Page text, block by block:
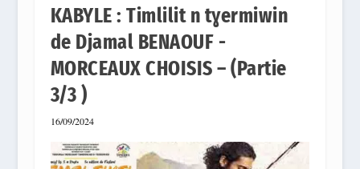
KABYLE : Timlilit n tɣermiwin
de Djamal BENAOUF -
MORCEAUX CHOISIS – (Partie
3/3 )
16/09/2024